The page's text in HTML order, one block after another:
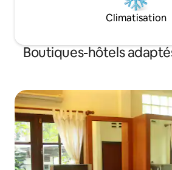
Climatisation
Boutiques-hôtels